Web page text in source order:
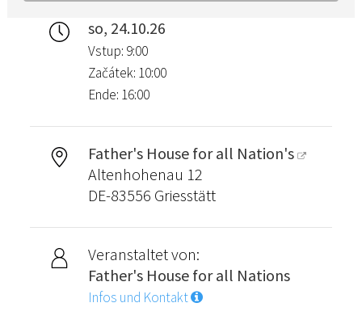
so, 24.10.26
Vstup: 9:00
Začátek: 10:00
Ende: 16:00
Father's House for all Nation's
Altenhohenau 12
DE-83556 Griesstätt
Veranstaltet von:
Father's House for all Nations
Infos und Kontakt